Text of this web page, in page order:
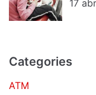
17
Categories
ATM